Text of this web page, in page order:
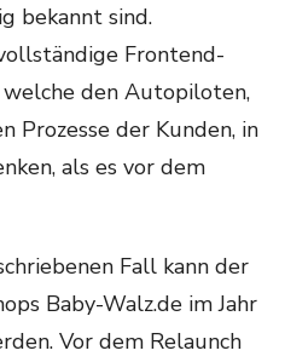
bekannt sind.
Frontend-
den Autopiloten,
Prozesse der Kunden, in
als es vor dem
Fall kann der
Baby-Walz.de im Jahr
Vor dem Relaunch